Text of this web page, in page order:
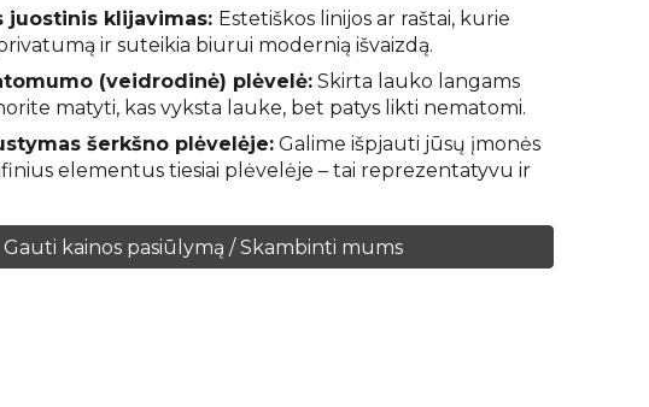
juostinis klijavimas: Estetiškos linijos ar raštai, kurie
ir suteikia biurui modernią išvaizdą.
(veidrodinė) plėvelė: Skirta lauko langams
matyti, kas vyksta lauke, bet patys likti nematomi.
šerkšno plėvelėje: Galime išpjauti jūsų įmonės
elementus tiesiai plėvelėje – tai reprezentatyvu ir
Gauti kainos pasiūlymą / Skambinti mums